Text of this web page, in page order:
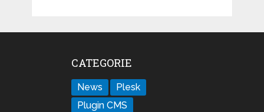
CATEGORIE
News
Plesk
Plugin CMS